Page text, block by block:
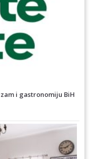
i gastronomiju BiH